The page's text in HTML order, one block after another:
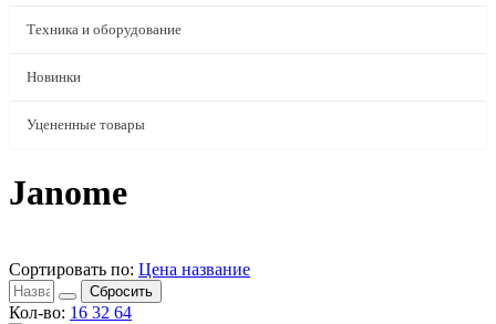
Техника и оборудование
Новинки
Уцененные товары
Janome
Сортировать по: Цена название
Сбросить
Кол-во: 16 32 64